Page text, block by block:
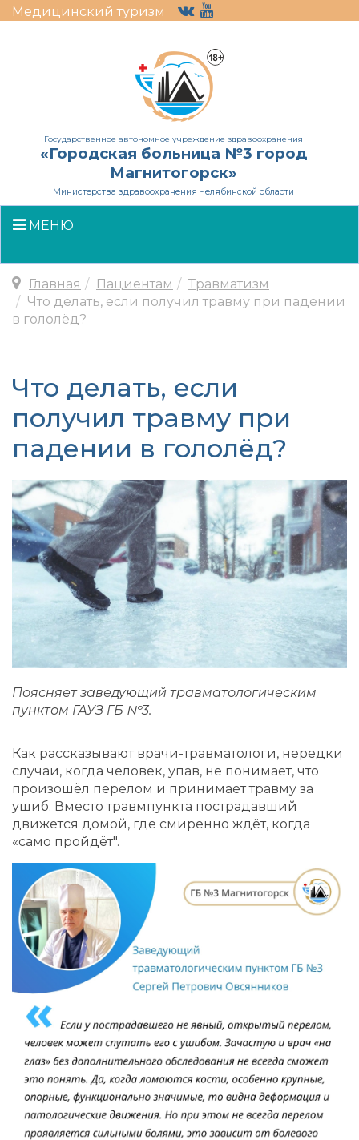
Медицинский туризм
Государственное автономное учреждение здравоохранения
«Городская больница №3 город
Магнитогорск»
Министерства здравоохранения Челябинской области
МЕНЮ
Главная Пациентам
Травматизм
Что делать, если получил травму при падении
в гололёд?
Что делать, если
получил травму при
падении в гололёд?
Поясняет заведующий травматологическим
пунктом ГАУЗ ГБ №3.
Как рассказывают врачи-травматологи, нередки
случаи, когда человек, упав, не понимает, что
произошёл перелом и принимает травму за
ушиб. Вместо травмпункта пострадавший
движется домой, где смиренно ждёт, когда
«само пройдёт".